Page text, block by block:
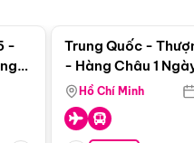
-
Trung Quốc -
- Hàng Châu 1
Hồ Chí Minh